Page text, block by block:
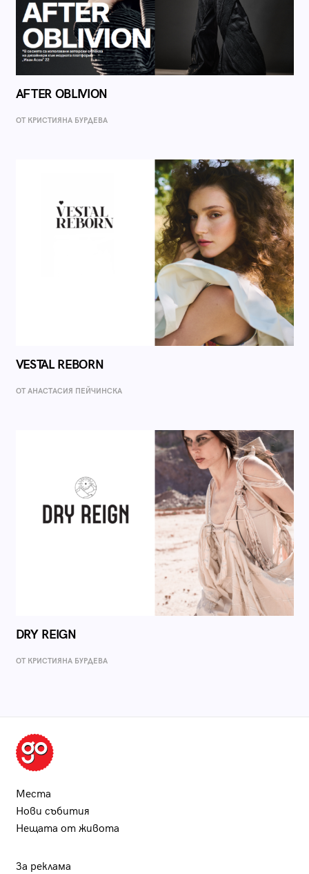
AFTER OBLIVION
ОТ КРИСТИЯНА БУРДЕВА
VESTAL REBORN
ОТ AНАСТАСИЯ ПЕЙЧИНСКА
DRY REIGN
ОТ КРИСТИЯНА БУРДЕВА
Места
Нови събития
Нещата от живота
За реклама